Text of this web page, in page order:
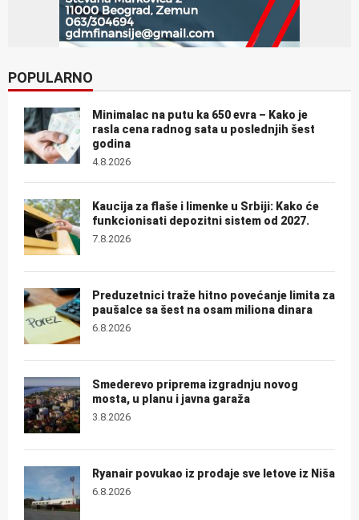
POPULARNO
Minimalac na putu ka 650 evra – Kako je
rasla cena radnog sata u poslednjih šest
godina
4.8.2026
Kaucija za flaše i limenke u Srbiji: Kako će
funkcionisati depozitni sistem od 2027.
7.8.2026
Preduzetnici traže hitno povećanje limita za
paušalce sa šest na osam miliona dinara
6.8.2026
Smederevo priprema izgradnju novog
mosta, u planu i javna garaža
3.8.2026
Ryanair povukao iz prodaje sve letove iz Niša
6.8.2026